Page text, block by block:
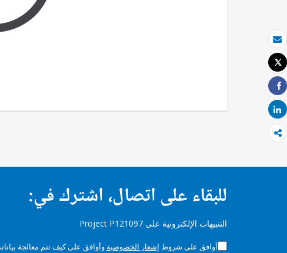
بريد الكتروني
طباعة
Tweet
Share
Share
للبقاء على اتصال، اشترك في:
التنبيهات الإلكترونية على Project P121097
أوافق على شروط إشعار الخصوصية وأوافق على كيف تتم معالجة